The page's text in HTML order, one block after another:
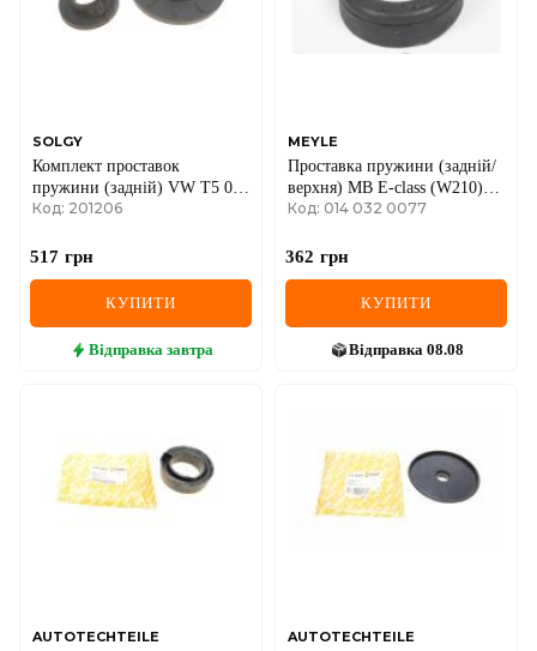
SOLGY
Комплект проставок
пружини (задній) VW T5 03-
(вант/HD) (верхня/нижня)
Код: 201206
517 грн
КУПИТИ
Відправка завтра
MEYLE
Проставка пружини (задній/
верхня) MB E-class (W210)
95-02
Код: 014 032 0077
362 грн
КУПИТИ
Відправка 08.08
AUTOTECHTEILE AUTOTECHTEILE